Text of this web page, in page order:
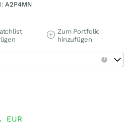
A2P4MN
Zum Portfolio
hinzufügen
EUR